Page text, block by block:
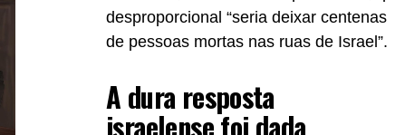
desproporcional “seria deixar centenas
de pessoas mortas nas ruas de Israel”.
A dura resposta
israelense foi dada